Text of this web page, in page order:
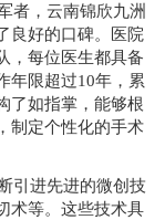
者，云南锦欣九洲
良好的口碑。医院
，每位医生都具备
年限超过10年，累
了如指掌，能够根
制定个性化的手术
引进先进的微创技
术等。这些技术具